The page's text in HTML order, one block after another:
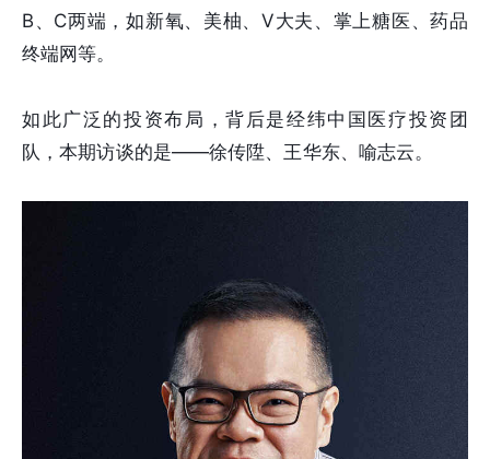
B、C两端，如新氧、美柚、V大夫、掌上糖医、药品
终端网等。
如此广泛的投资布局，背后是经纬中国医疗投资团
队，本期访谈的是——徐传陞、王华东、喻志云。